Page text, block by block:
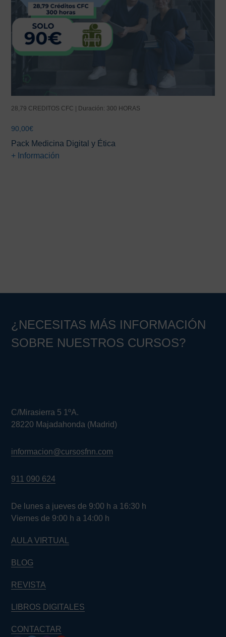
28,79 CREDITOS CFC | Duración: 300 HORAS
90,00€
Pack Medicina Digital y Ética
+ Información
¿NECESITAS MÁS INFORMACIÓN
SOBRE NUESTROS CURSOS?
C/Mirasierra 5 1ºA.
28220 Majadahonda (Madrid)
informacion@cursosfnn.com
911 090 624
De lunes a jueves de 9:00 h a 16:30 h
Viernes de 9:00 h a 14:00 h
AULA VIRTUAL
BLOG
REVISTA
LIBROS DIGITALES
CONTACTAR